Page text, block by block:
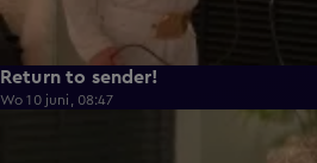
Return to sender!
Wo 10 juni, 08:47